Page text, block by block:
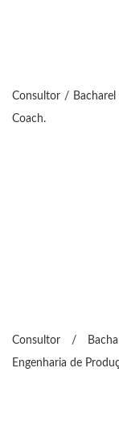
Consultor /
Coach.
Consultor /
Engenharia de